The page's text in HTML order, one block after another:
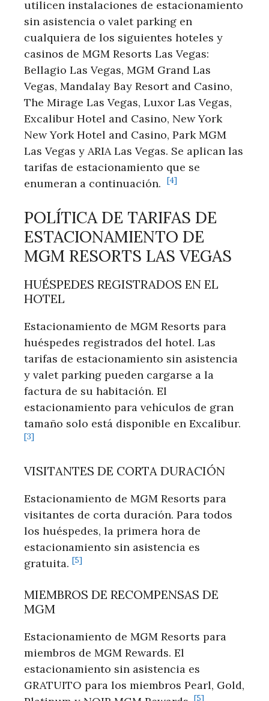
utilicen instalaciones de estacionamiento
sin asistencia o ⁣valet parking en
cualquiera de ‍los siguientes hoteles y
casinos de MGM⁢ Resorts ⁣Las Vegas:
Bellagio ‍Las Vegas, MGM Grand Las
Vegas, Mandalay Bay ​Resort and ‍Casino,
The Mirage Las Vegas, Luxor Las Vegas,
Excalibur Hotel and Casino, New York
New York Hotel and Casino, Park MGM
Las Vegas ‌y ARIA Las Vegas. Se aplican las
tarifas de estacionamiento⁤ que se
enumeran‍ a continuación. ​
[4]
POLÍTICA DE TARIFAS DE
ESTACIONAMIENTO DE
MGM RESORTS LAS VEGAS
HUÉSPEDES⁤ REGISTRADOS EN EL
HOTEL
Estacionamiento de ⁤MGM Resorts para
huéspedes registrados del hotel. Las
⁤tarifas de estacionamiento sin asistencia
y valet parking pueden ‍cargarse a la
factura de su habitación. El
estacionamiento para vehículos de gran
tamaño solo⁢ está disponible en Excalibur.
[3]
VISITANTES DE CORTA DURACIÓN
Estacionamiento de MGM Resorts para
visitantes de corta duración. Para todos
los huéspedes, la primera hora de
estacionamiento sin asistencia es
gratuita. [5]
MIEMBROS DE RECOMPENSAS DE
MGM
Estacionamiento de MGM Resorts para
miembros de⁢ MGM Rewards. El
estacionamiento sin asistencia es
GRATUITO para los miembros Pearl, Gold,
[5]